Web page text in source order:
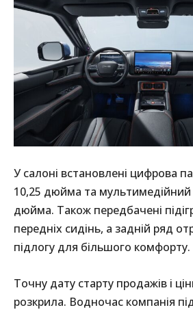
У салоні встановлені цифрова
10,25 дюйма та
дюйма. Також передбачені
передніх сидінь, а задній ряд
підлогу для більшого комфорту.
Точну дату старту продажів і
розкрила. Водночас компанія